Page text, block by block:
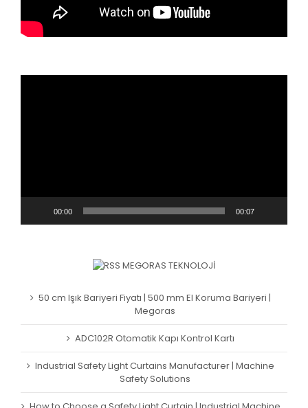
00:00 00:07
MEGORAS TEKNOLOJI
50 cm Işık Bariyeri Fiyatı | 500 mm El Koruma Bariyeri |
Megoras
ADC102R Otomatik Kapı Kontrol Kartı
Industrial Safety Light Curtains Manufacturer | Machine
Safety Solutions